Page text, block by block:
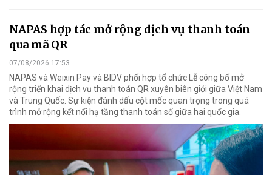
NAPAS hợp tác mở rộng dịch vụ thanh toán
qua mã QR
07/08/2026 17:53
NAPAS và Weixin Pay và BIDV phối hợp tổ chức Lễ công bố mở
rộng triển khai dịch vụ thanh toán QR xuyên biên giới giữa Việt Nam
và Trung Quốc. Sự kiện đánh dấu cột mốc quan trọng trong quá
trình mở rộng kết nối hạ tầng thanh toán số giữa hai quốc gia.